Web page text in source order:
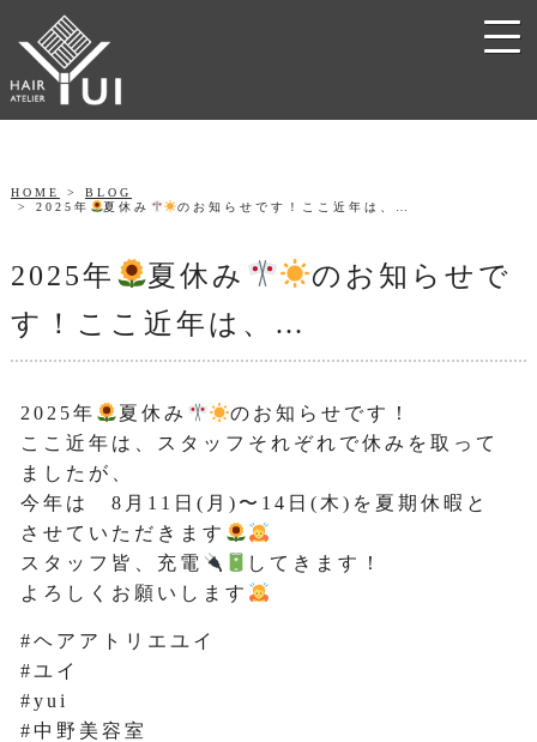
HOME
BLOG
2025年
夏休み のお知らせです！ここ近年は、…
2025年 夏休み
のお知らせで
す！ここ近年は、…
2025年 夏休み
のお知らせです！
ここ近年は、スタッフそれぞれで休みを取って
ましたが、
今年は 8月11日(月)〜14日(木)を夏期休暇と
させていただきます
スタッフ皆、充電
してきます！
よろしくお願いします
#ヘアアトリエユイ
#ユイ
#yui
#中野美容室